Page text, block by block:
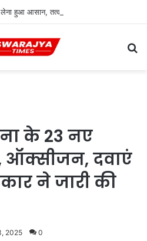
के 23 नए
ऑक्सीजन, दवाएं
ने जारी की
2025 0